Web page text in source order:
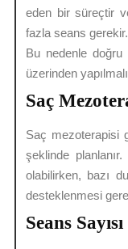
eden bir süreçtir
fazla seans gerekir.
Bu nedenle doğru
üzerinden
Saç
Saç mezoterapisi
şeklinde
olabilirken, bazı
desteklenmesi
Seans